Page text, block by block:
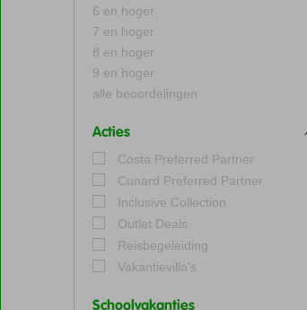
6 en hoger
7 en hoger
8 en hoger
9 en hoger
alle beoordelingen
Acties
Costa Preferred Partner
Cunard Preferred Partner
Inclusive Collection
Outlet Deals
Reisbegeleiding
Vakantievilla's
Schoolvakanties